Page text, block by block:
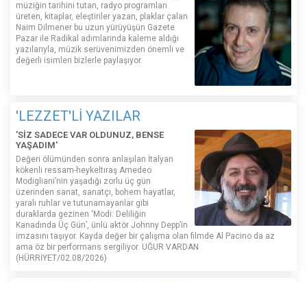
müziğin tarihini tutan, radyo programları
üreten, kitaplar, eleştiriler yazan, plaklar çalan
Naim Dilmener bu uzun yürüyüşün Gazete
Pazar ile Radikal adımlarında kaleme aldığı
yazılarıyla, müzik serüvenimizden önemli ve
değerli isimleri bizlerle paylaşıyor.
'LEZZET'Lİ YAZILAR
'SİZ SADECE VAR OLDUNUZ, BENSE
YAŞADIM'
Değeri ölümünden sonra anlaşılan İtalyan
kökenli ressam-heykeltıraş Amedeo
Modigliani’nin yaşadığı zorlu üç gün
üzerinden sanat, sanatçı, bohem hayatlar,
yaralı ruhlar ve tutunamayanlar gibi
duraklarda gezinen ‘Modi: Deliliğin
Kanadında Üç Gün’, ünlü aktör Johnny Depp’in
imzasını taşıyor. Kayda değer bir çalışma olan filmde Al Pacino da az
ama öz bir performans sergiliyor. UĞUR VARDAN
(HÜRRİYET/02.08/2026)